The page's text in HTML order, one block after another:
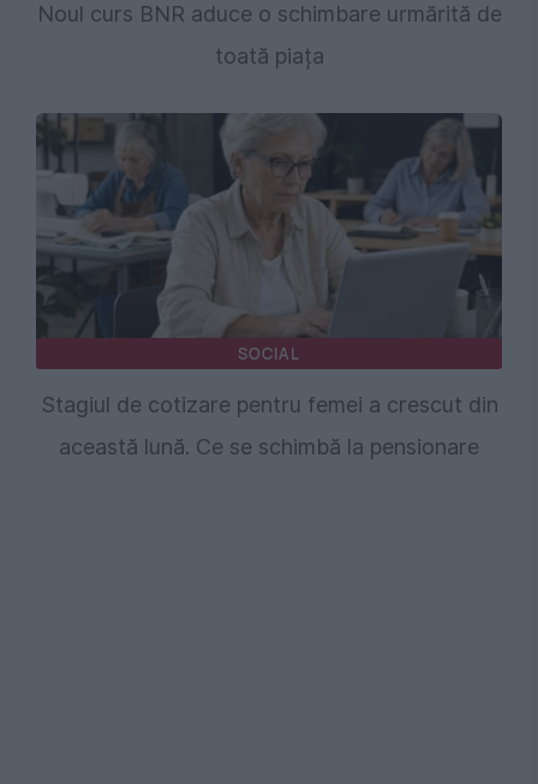
Noul curs BNR aduce o schimbare urmărită de
toată piața
SOCIAL
Stagiul de cotizare pentru femei a crescut din
această lună. Ce se schimbă la pensionare